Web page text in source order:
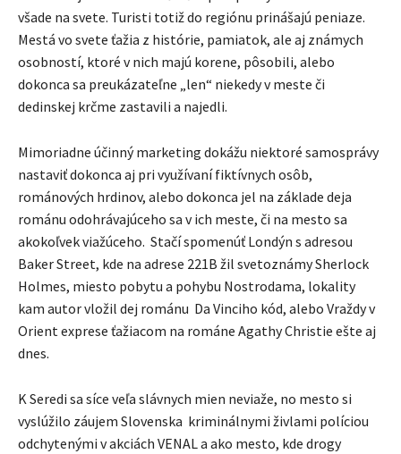
všade na svete. Turisti totiž do regiónu prinášajú peniaze.
Mestá vo svete ťažia z histórie, pamiatok, ale aj známych
osobností, ktoré v nich majú korene, pôsobili, alebo
dokonca sa preukázateľne „len“ niekedy v meste či
dedinskej krčme zastavili a najedli.
Mimoriadne účinný marketing dokážu niektoré samosprávy
nastaviť dokonca aj pri využívaní fiktívnych osôb,
románových hrdinov, alebo dokonca jel na základe deja
románu odohrávajúceho sa v ich meste, či na mesto sa
akokoľvek viažúceho. Stačí spomenúť Londýn s adresou
Baker Street, kde na adrese 221B žil svetoznámy Sherlock
Holmes, miesto pobytu a pohybu Nostrodama, lokality
kam autor vložil dej románu Da Vinciho kód, alebo Vraždy v
Orient exprese ťažiacom na románe Agathy Christie ešte aj
dnes.
K Seredi sa síce veľa slávnych mien neviaže, no mesto si
vyslúžilo záujem Slovenska kriminálnymi živlami políciou
odchytenými v akciách VENAL a ako mesto, kde drogy